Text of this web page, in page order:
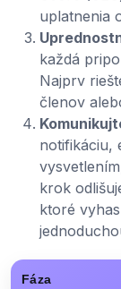
uplatnenia
každá
Najprv
členov
notifikáciu,
krok
ktoré
Fáza